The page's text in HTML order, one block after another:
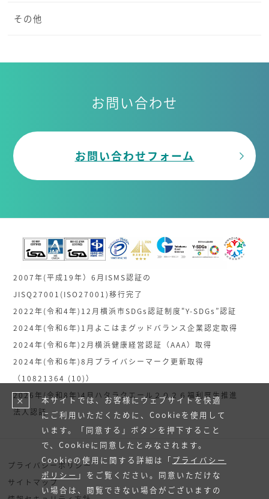
その他
お問い合わせ
お問い合わせフォーム
2007年(平成19年）6月ISMS認証の
JISQ27001(ISO27001)移行完了
2022年(令和4年)12月横浜市SDGs認証制度"Y-SDGs”認証
2024年(令和6年)1月よこはまグッドバランス企業認定取得
2024年(令和6年)2月横浜健康経営認証（AAA）取得
2024年(令和6年)8月プライバシーマーク更新取得
（10821364 (10)）
2026年(令和8年)4月ハタラクエール２０２６福利厚生推進
法人認証
プライバシーポリシー
サイトマップ
×
本サイトでは、お客様にウェブサイトを快適
にご利用いただくために、Cookieを使用して
います。「同意する」ボタンを押下すること
で、Cookieに同意したとみなされます。
Cookieの使用に関する詳細は「 プライバシー
ポリシー 」をご覧ください。同意いただけな
い場合は、閲覧できない場合がございますの